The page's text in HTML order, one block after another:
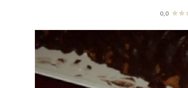
0,0